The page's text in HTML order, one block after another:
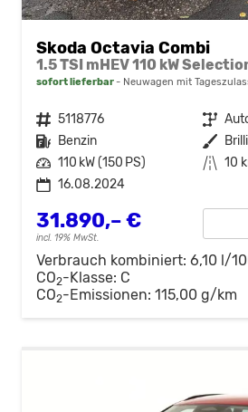
Skoda Octavia Combi
sofort lieferbar Neuwagen mit
Fahrzeugnr. 5118776 Getriebe
Kraftstoff Benzin Außenfarbe
Leistung 110 kW (150 PS) Kilometerstand 10
16.08.2024
31.890,– €
incl. 19% MwSt.
Verbrauch kombiniert: 6,10 l/
CO2-Klasse: C
CO2-Emissionen: 115,00 g/km